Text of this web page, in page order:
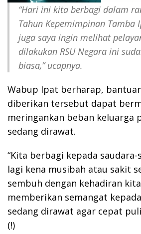
“Hari ini kita berbagi dalam
Tahun Kepemimpinan Tamba
juga saya ingin melihat
dilakukan RSU Negara ini
biasa,” ucapnya.
Wabup Ipat berharap,
diberikan tersebut dapat
meringankan beban keluarga
sedang dirawat.
“Kita berbagi kepada
lagi kena musibah atau sakit
sembuh dengan kehadiran
memberikan semangat
sedang dirawat agar cepat
(!)